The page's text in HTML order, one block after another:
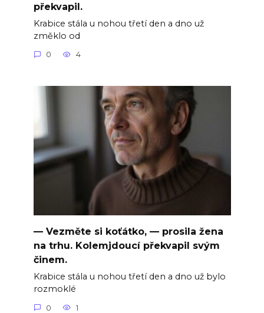
překvapil.
Krabice stála u nohou třetí den a dno už
změklo od
0 4
— Vezměte si koťátko, — prosila žena
na trhu. Kolemjdoucí překvapil svým
činem.
Krabice stála u nohou třetí den a dno už bylo
rozmoklé
0 1